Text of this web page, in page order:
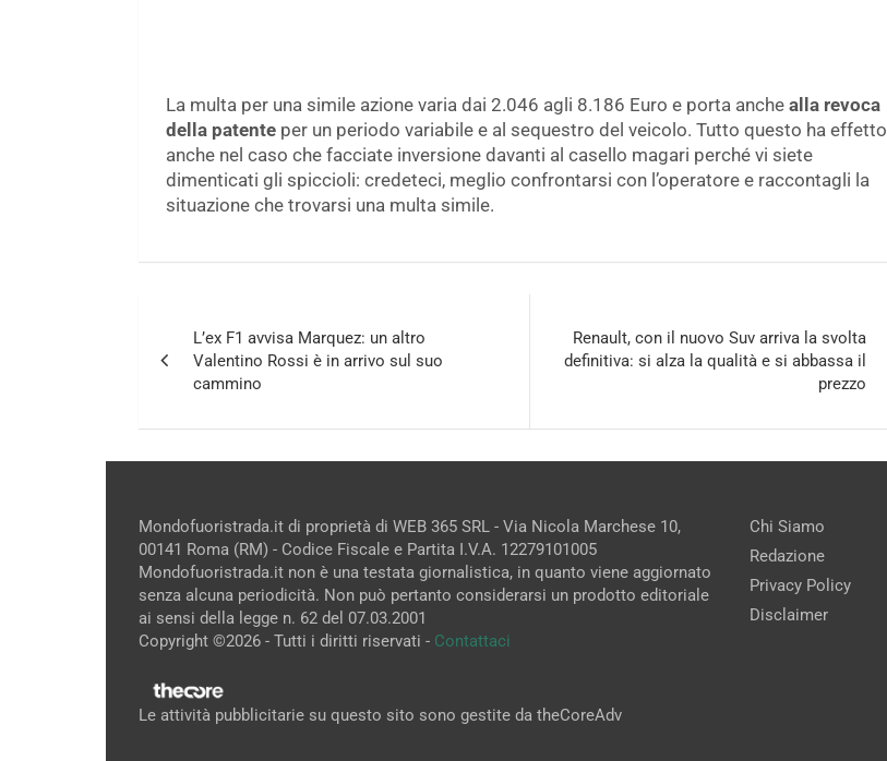
La multa per una simile azione varia dai 2.046 agli 8.186 Euro e porta anche alla revoca
della patente per un periodo variabile e al sequestro del veicolo. Tutto questo ha effetto
anche nel caso che facciate inversione davanti al casello magari perché vi siete
dimenticati gli spiccioli: credeteci, meglio confrontarsi con l’operatore e raccontagli la
situazione che trovarsi una multa simile.
articoli
L’ex F1 avvisa Marquez: un altro
Valentino Rossi è in arrivo sul suo
cammino
Renault, con il nuovo Suv arriva la svolta
definitiva: si alza la qualità e si abbassa il
prezzo
Mondofuoristrada.it di proprietà di WEB 365 SRL - Via Nicola Marchese 10,
00141 Roma (RM) - Codice Fiscale e Partita I.V.A. 12279101005
Mondofuoristrada.it non è una testata giornalistica, in quanto viene aggiornato
senza alcuna periodicità. Non può pertanto considerarsi un prodotto editoriale
ai sensi della legge n. 62 del 07.03.2001
Copyright ©2026 - Tutti i diritti riservati - Contattaci
Le attività pubblicitarie su questo sito sono gestite da theCoreAdv
Chi Siamo
Redazione
Privacy Policy
Disclaimer